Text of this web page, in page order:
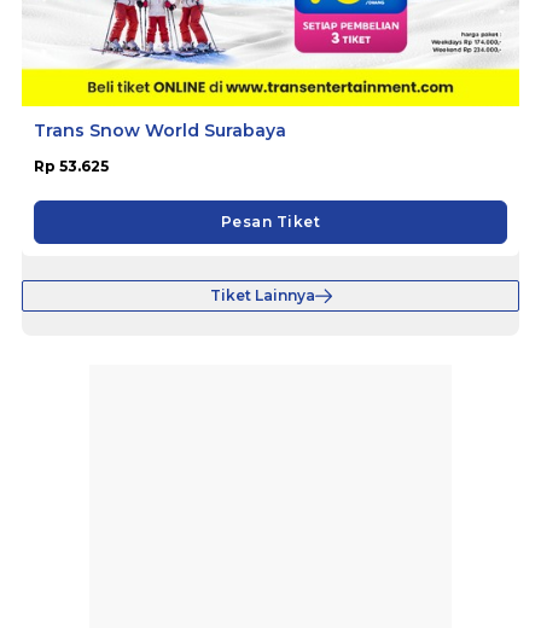
Trans Snow World Surabaya
Rp 53.625
Pesan Tiket
Tiket Lainnya